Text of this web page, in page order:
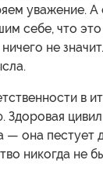
уважение. А
себе, что
не
в
— она пестует
никогда не